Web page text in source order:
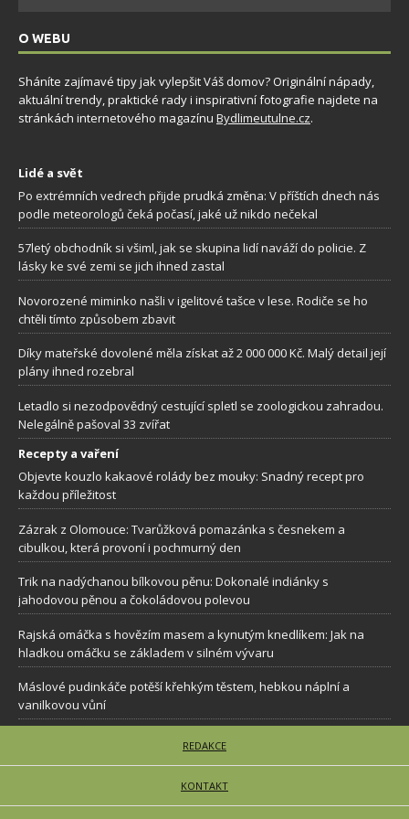
O WEBU
Sháníte zajímavé tipy jak vylepšit Váš domov? Originální nápady,
aktuální trendy, praktické rady i inspirativní fotografie najdete na
stránkách internetového magazínu Bydlimeutulne.cz.
Lidé a svět
Po extrémních vedrech přijde prudká změna: V příštích dnech nás
podle meteorologů čeká počasí, jaké už nikdo nečekal
57letý obchodník si všiml, jak se skupina lidí naváží do policie. Z
lásky ke své zemi se jich ihned zastal
Novorozené miminko našli v igelitové tašce v lese. Rodiče se ho
chtěli tímto způsobem zbavit
Díky mateřské dovolené měla získat až 2 000 000 Kč. Malý detail její
plány ihned rozebral
Letadlo si nezodpovědný cestující spletl se zoologickou zahradou.
Nelegálně pašoval 33 zvířat
Recepty a vaření
Objevte kouzlo kakaové rolády bez mouky: Snadný recept pro
každou příležitost
Zázrak z Olomouce: Tvarůžková pomazánka s česnekem a
cibulkou, která provoní i pochmurný den
Trik na nadýchanou bílkovou pěnu: Dokonalé indiánky s
jahodovou pěnou a čokoládovou polevou
Rajská omáčka s hovězím masem a kynutým knedlíkem: Jak na
hladkou omáčku se základem v silném vývaru
Máslové pudinkáče potěší křehkým těstem, hebkou náplní a
vanilkovou vůní
REDAKCE
KONTAKT